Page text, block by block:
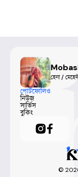
হেনা /
পোর্টফোলিও
নিউজ
সার্ভিস
বুকিং
©